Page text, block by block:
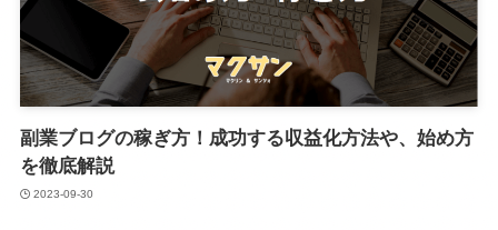
副業ブログの稼ぎ方！成功する収益化方法や、始め方
を徹底解説
2023-09-30